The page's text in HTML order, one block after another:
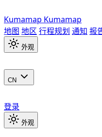
Kumamap Kumamap
地图 地区 行程规划 通知 报
外观
CN
登录
外观